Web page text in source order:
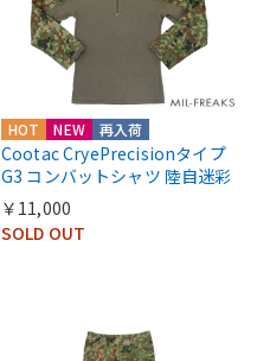
HOT NEW 再入荷
Cootac CryePrecisionタイプ
G3 コンバットシャツ 陸自迷彩
￥11,000
SOLD OUT